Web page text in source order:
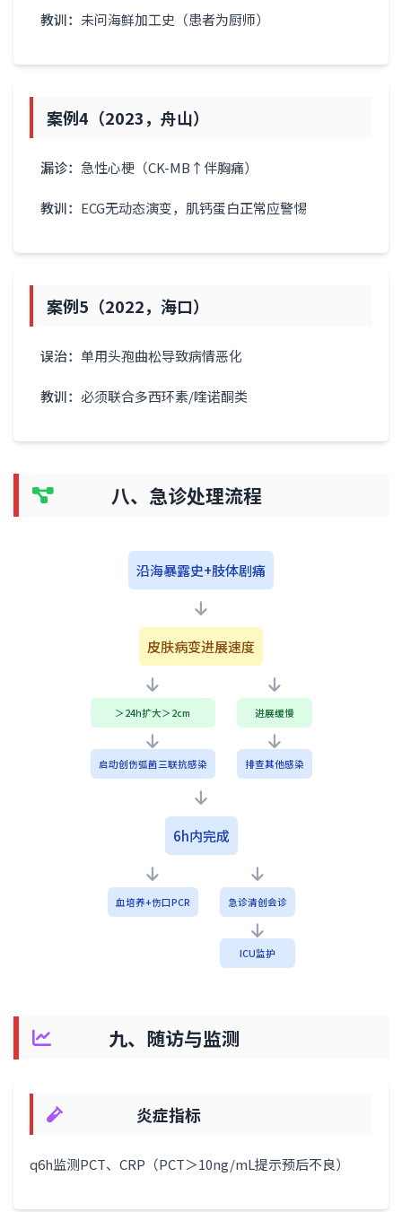
教训： 未问海鲜加工史（患者为厨师）
案例4（2023，舟山）
漏诊： 急性心梗（CK-MB↑伴胸痛）
教训： ECG无动态演变，肌钙蛋白正常应警惕
案例5（2022，海口）
误治： 单用头孢曲松导致病情恶化
教训： 必须联合多西环素/喹诺酮类
八、急诊处理流程
沿海暴露史+肢体剧痛
皮肤病变进展速度
＞24h扩大＞2cm
启动创伤弧菌三联抗感染
进展缓慢
排查其他感染
6h内完成
血培养+伤口PCR 急诊清创会诊
ICU监护
九、随访与监测
炎症指标
q6h监测PCT、CRP（PCT＞10ng/mL提示预后不良）